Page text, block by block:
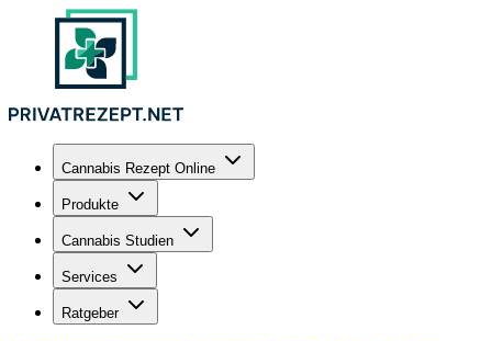
Cannabis Rezept Online
Produkte
Cannabis Studien
Services
Ratgeber